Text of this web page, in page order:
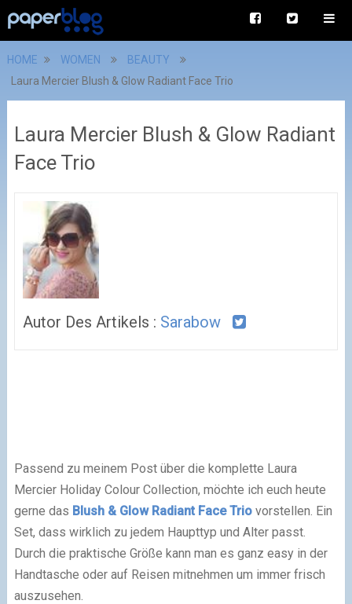
HOME WOMEN
BEAUTY
Laura Mercier Blush & Glow Radiant Face Trio
Laura Mercier Blush & Glow Radiant
Face Trio
Autor Des Artikels : Sarabow
Passend zu meinem Post über die komplette Laura
Mercier Holiday Colour Collection, möchte ich euch heute
gerne das Blush & Glow Radiant Face Triovorstellen. Ein
Set, dass wirklich zu jedem Haupttyp und Alter passt.
Durch die praktische Größe kann man es ganz easy in der
Handtasche oder auf Reisen mitnehmen um immer frisch
auszusehen.